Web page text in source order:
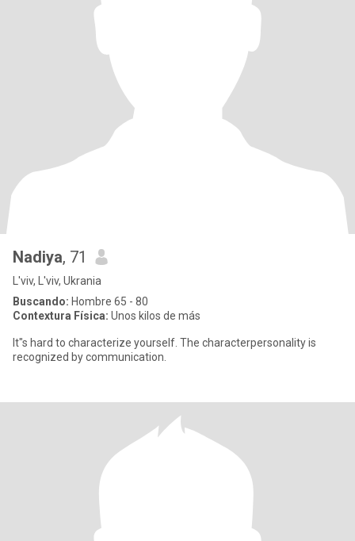
Nadiya, 71
L'viv, L'viv, Ukrania
Buscando: Hombre 65 - 80
Contextura Física: Unos kilos de más
It"s hard to characterize yourself. The characterpersonality is
recognized by communication.